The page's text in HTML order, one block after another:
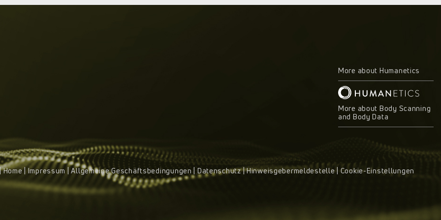
More about Humanetics
More about Body Scanning
and Body Data
|Home Impressum |Allgemeine Geschäftsbedingungen Datenschutz|Hinweisgebermeldestelle Cookie-Einstellungen